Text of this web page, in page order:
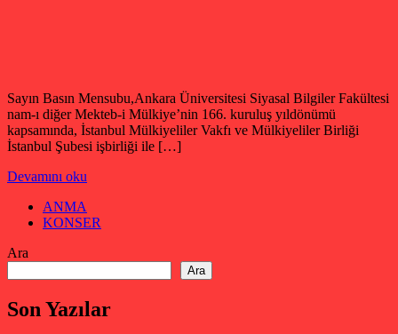
Sayın Basın Mensubu,Ankara Üniversitesi Siyasal Bilgiler Fakültesi
nam-ı diğer Mekteb-i Mülkiye’nin 166. kuruluş yıldönümü
kapsamında, İstanbul Mülkiyeliler Vakfı ve Mülkiyeliler Birliği
İstanbul Şubesi işbirliği ile […]
Devamını oku
ANMA
KONSER
Ara
Ara
Son Yazılar